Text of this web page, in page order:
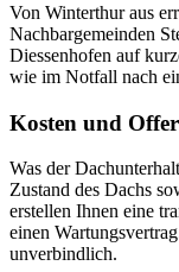
Von Winterthur aus
Nachbargemeinden
Diessenhofen auf
wie im Notfall nach
Kosten und
Was der
Zustand des Dachs
erstellen Ihnen eine
einen
unverbindlich.